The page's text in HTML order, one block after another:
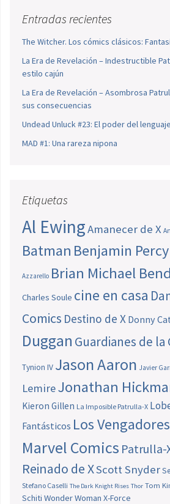
Entradas recientes
The Witcher. Los cómics clásicos:
La Era de Revelación – Indestructible
estilo cajún
La Era de Revelación – Asombrosa
sus consecuencias
Undead Unluck #23: El poder del lenguaje
MAD #1: Una rareza nipona
Etiquetas
Al EwingAmanecer de X
Batman Benjamin Percy
Azzarello Brian Michael
Charles Soule cine en casa
Comics Destino de X Donny
Duggan Guardianes de la
Tynion IV Jason Aaron Javier
LemireJonathan
Kieron Gillen La Imposible Patrulla-X
Fantásticos Los Vengadores
Marvel Comics Patrulla-
Reinado de XScott Snyder
Stefano Caselli The Dark Knight Rises Thor Tom
Schiti Wonder Woman X-Force